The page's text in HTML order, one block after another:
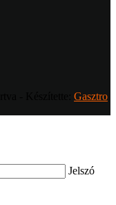
Gasztro
Jelszó